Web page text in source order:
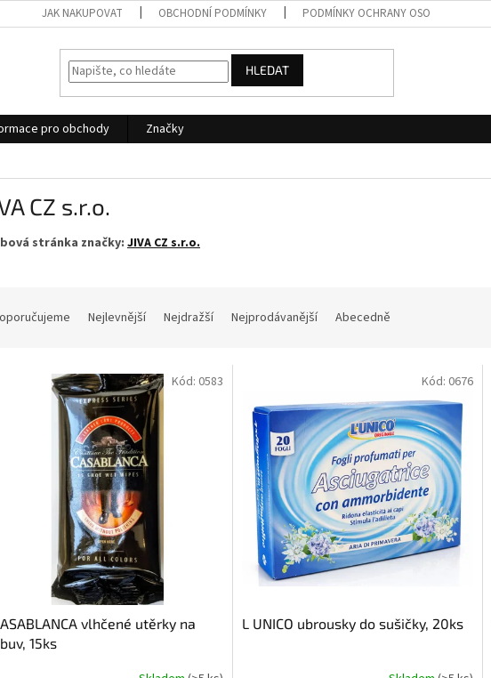
JAK NAKUPOVAT OBCHODNÍ PODMÍNKY PODMÍNKY OCHRANY OSOBNÍCH ÚDAJŮ
HLEDAT
pro obchody
Značky
CZ s.r.o.
stránka značky:JIVA CZ s.r.o.
Nejlevnější Nejdražší Nejprodávanější Abecedně
vlhčené utěrky na
15ks
Kód: 0583
L UNICO ubrousky do sušičky, 20ks
Kód: 0676